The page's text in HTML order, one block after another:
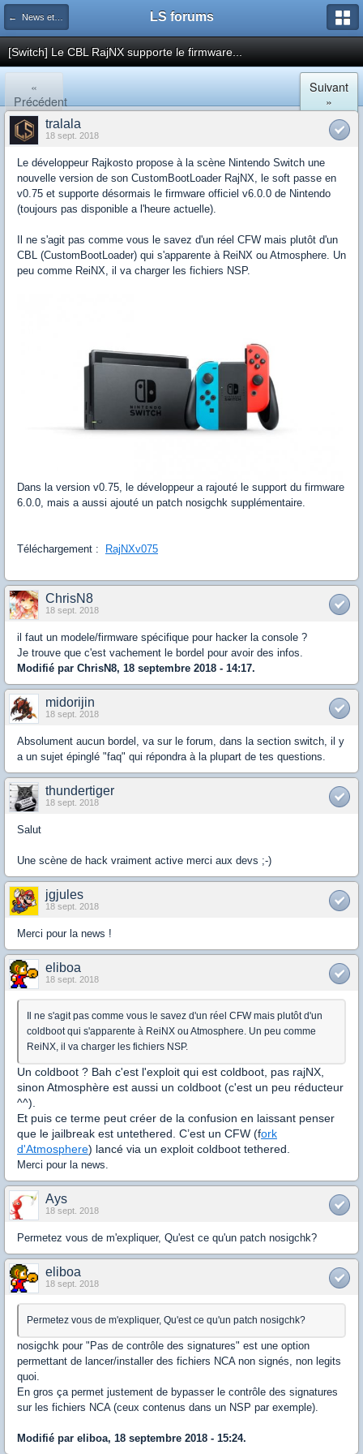
← News et actualités postées sur LS LS forums
[Switch] Le CBL RajNX supporte le firmware...
«
Précédent
Suivant
»
tralala
18 sept. 2018
Le développeur Rajkosto propose à la scène Nintendo Switch une
nouvelle version de son CustomBootLoader RajNX, le soft passe en
v0.75 et supporte désormais le firmware officiel v6.0.0 de Nintendo
(toujours pas disponible a l'heure actuelle).
Il ne s'agit pas comme vous le savez d'un réel CFW mais plutôt d'un
CBL (CustomBootLoader) qui s'apparente à ReiNX ou Atmosphere. Un
peu comme ReiNX, il va charger les fichiers NSP.
Dans la version v0.75, le développeur a rajouté le support du firmware
6.0.0, mais a aussi ajouté un patch nosigchk supplémentaire.
Téléchargement : RajNXv075
ChrisN8
18 sept. 2018
il faut un modele/firmware spécifique pour hacker la console ?
Je trouve que c'est vachement le bordel pour avoir des infos.
Modifié par ChrisN8, 18 septembre 2018 - 14:17.
midorijin
18 sept. 2018
Absolument aucun bordel, va sur le forum, dans la section switch, il y
a un sujet épinglé "faq" qui répondra à la plupart de tes questions.
thundertiger
18 sept. 2018
Salut
Une scène de hack vraiment active merci aux devs ;-)
jgjules
18 sept. 2018
Merci pour la news !
eliboa
18 sept. 2018
Il ne s'agit pas comme vous le savez d'un réel CFW mais plutôt d'un
coldboot qui s'apparente à ReiNX ou Atmosphere. Un peu comme
ReiNX, il va charger les fichiers NSP.
Un coldboot ? Bah c'est l'exploit qui est coldboot, pas rajNX,
sinon Atmosphère est aussi un coldboot (c'est un peu réducteur
^^).
Et puis ce terme peut créer de la confusion en laissant penser
que le jailbreak est untethered. C’est un CFW (fork
d'Atmosphere) lancé via un exploit coldboot tethered.
Merci pour la news.
Ays
18 sept. 2018
Permetez vous de m'expliquer, Qu'est ce qu'un patch nosigchk?
eliboa
18 sept. 2018
Permetez vous de m'expliquer, Qu'est ce qu'un patch nosigchk?
nosigchk pour "Pas de contrôle des signatures" est une option
permettant de lancer/installer des fichiers NCA non signés, non legits
quoi.
En gros ça permet justement de bypasser le contrôle des signatures
sur les fichiers NCA (ceux contenus dans un NSP par exemple).
Modifié par eliboa, 18 septembre 2018 - 15:24.